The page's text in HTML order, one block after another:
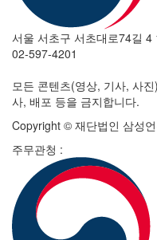
서울 서초구 서초대로74길
02-597-4201
모든 콘텐츠(영상, 기사, 사
사, 배포 등을 금지합니다.
Copyright © 재단법인 삼성
주무관청 :